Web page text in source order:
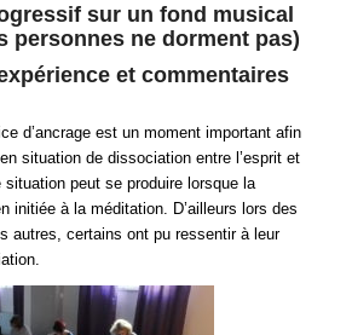
sur un fond musical
personnes ne dorment pas)
et commentaires
d’ancrage est un moment important afin
situation de dissociation entre l’esprit et
situation peut se produire lorsque la
initiée à la méditation. D’ailleurs lors des
autres, certains ont pu ressentir à leur